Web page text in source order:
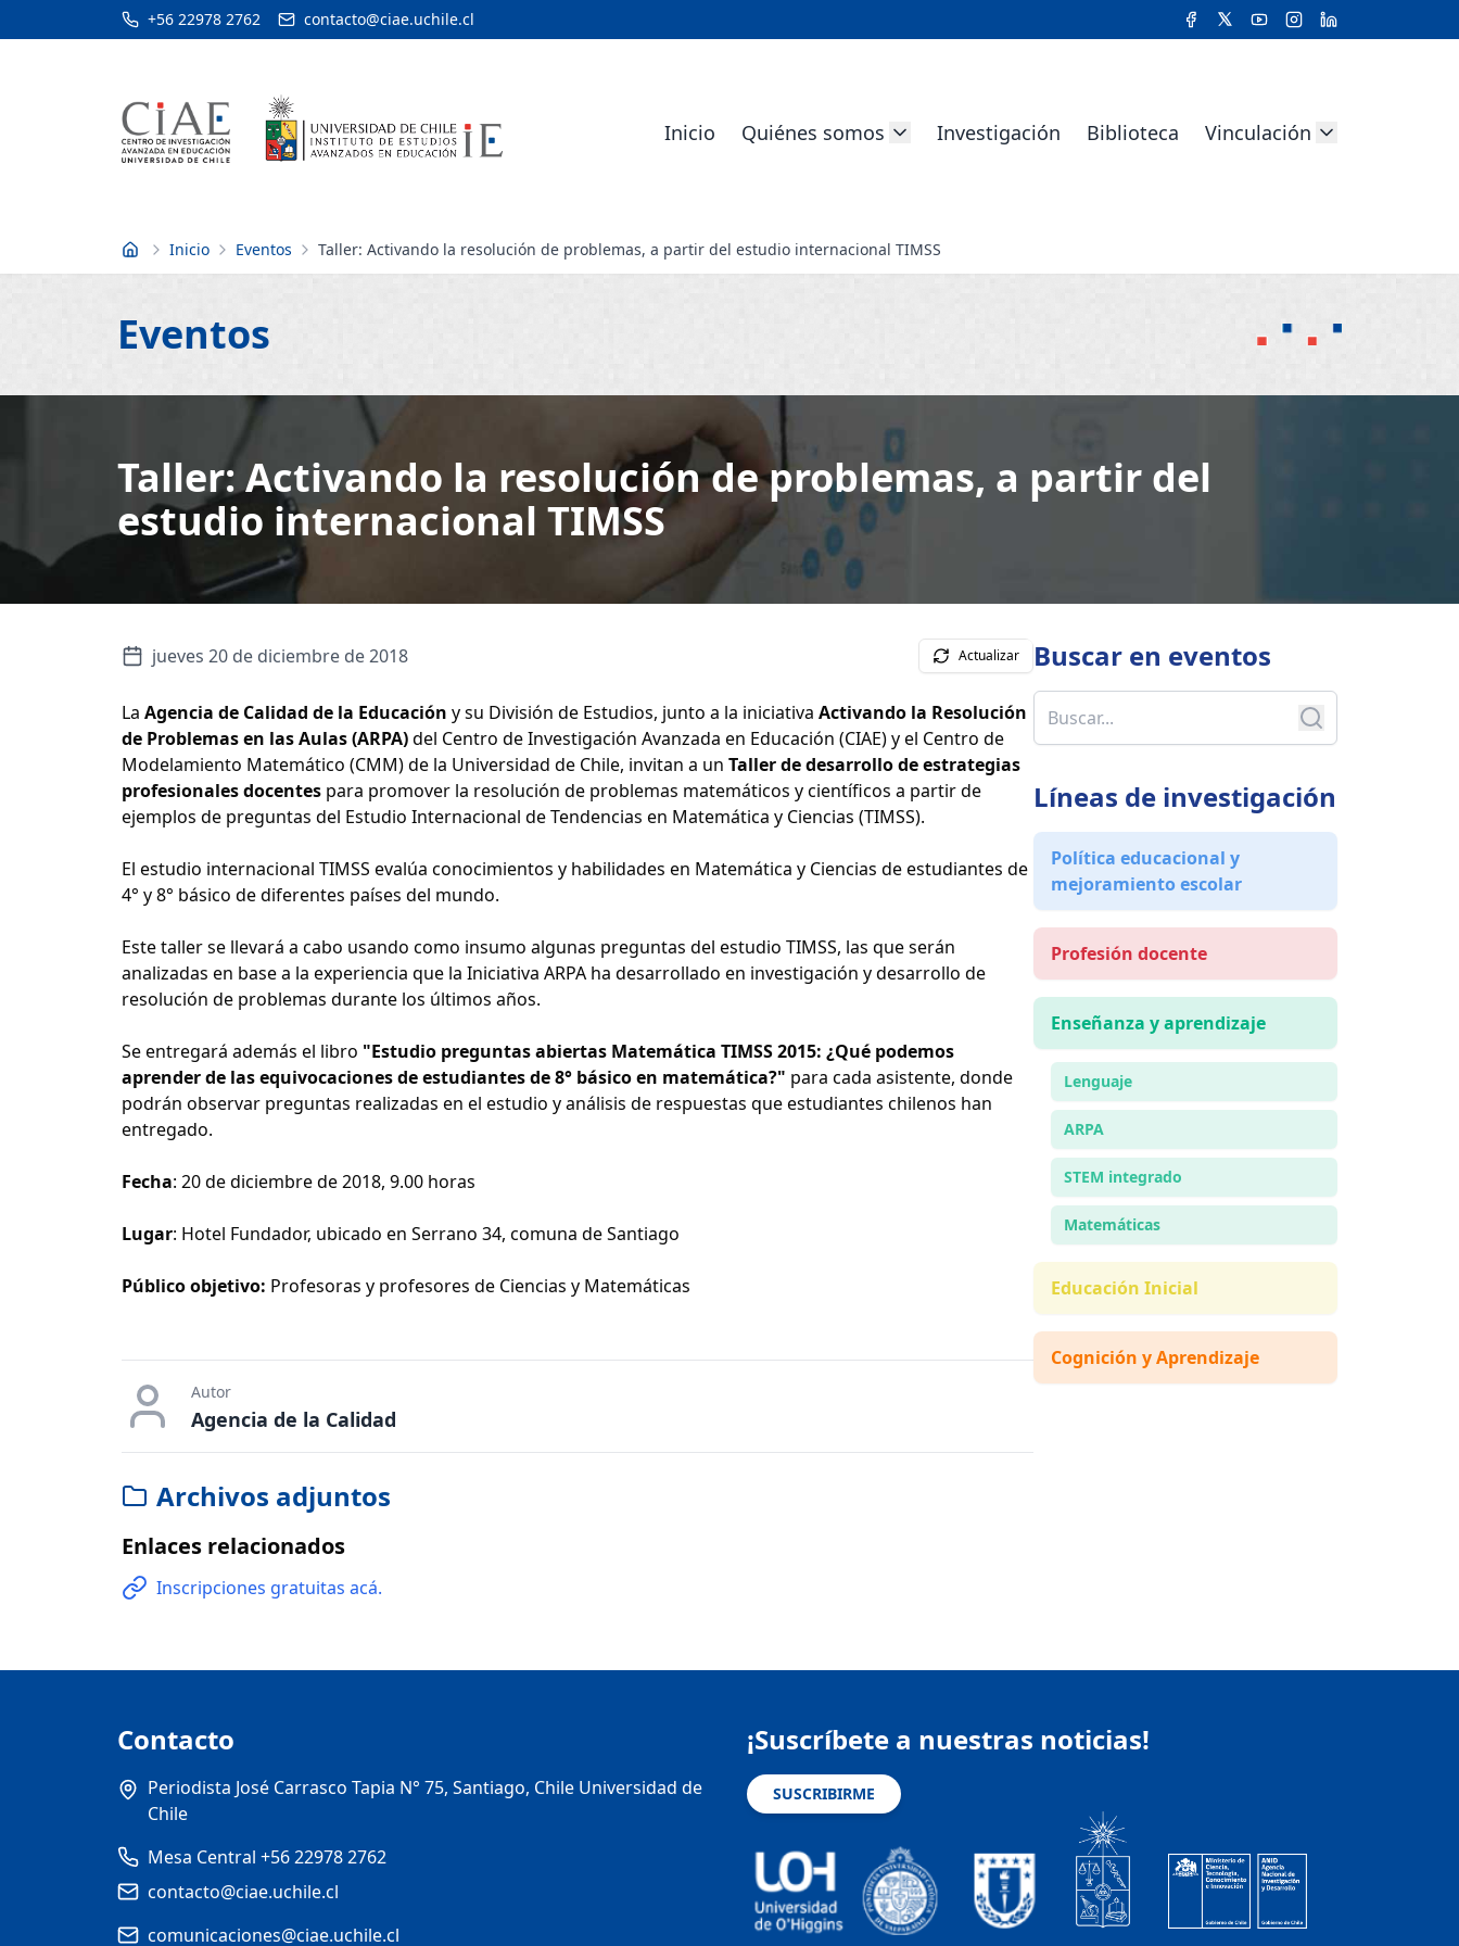
+56 22978 2762 contacto@ciae.uchile.cl
Inicio Quiénes somos Investigación Biblioteca Vinculación
Inicio Inicio Eventos Taller: Activando la resolución de problemas, a partir del estudio internacional TIMSS
Eventos
Taller: Activando la resolución de problemas, a partir del
estudio internacional TIMSS
jueves 20 de diciembre de 2018 Actualizar
La Agencia de Calidad de la Educación y su División de Estudios, junto a la iniciativa Activando la Resolución
de Problemas en las Aulas (ARPA)del Centro de Investigación Avanzada en Educación (CIAE) y el Centro de
Modelamiento Matemático (CMM) de la Universidad de Chile, invitan a un Taller de desarrollo de estrategias
profesionales docentes para promover la resolución de problemas matemáticos y científicos a partir de
ejemplos de preguntas del Estudio Internacional de Tendencias en Matemática y Ciencias (TIMSS).
El estudio internacional TIMSS evalúa conocimientos y habilidades en Matemática y Ciencias de estudiantes de
4° y 8° básico de diferentes países del mundo.
Este taller se llevará a cabo usando como insumo algunas preguntas del estudio TIMSS, las que serán
analizadas en base a la experiencia que la Iniciativa ARPA ha desarrollado en investigación y desarrollo de
resolución de problemas durante los últimos años.
Se entregará además el libro "Estudio preguntas abiertas Matemática TIMSS 2015: ¿Qué podemos
aprender de las equivocaciones de estudiantes de 8° básico en matemática?" para cada asistente, donde
podrán observar preguntas realizadas en el estudio y análisis de respuestas que estudiantes chilenos han
entregado.
Fecha: 20 de diciembre de 2018, 9.00 horas
Lugar: Hotel Fundador, ubicado en Serrano 34, comuna de Santiago
Público objetivo: Profesoras y profesores de Ciencias y Matemáticas
Autor
Agencia de la Calidad
Archivos adjuntos
Enlaces relacionados
Inscripciones gratuitas acá.
Buscar en eventos
Líneas de investigación
Política educacional y
mejoramiento escolar
Profesión docente
Enseñanza y aprendizaje
Lenguaje
ARPA
STEM integrado
Matemáticas
Educación Inicial
Cognición y Aprendizaje
Contacto
Periodista José Carrasco Tapia N° 75, Santiago, Chile Universidad de
Chile
Mesa Central +56 22978 2762
contacto@ciae.uchile.cl
comunicaciones@ciae.uchile.cl
¡Suscríbete a nuestras noticias!
SUSCRIBIRME